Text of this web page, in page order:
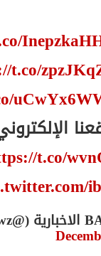
t.co/
t.co/